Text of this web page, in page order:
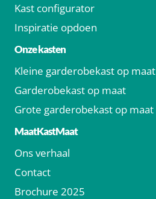
Kast configurator
Inspiratie opdoen
Onze kasten
Kleine garderobekast op maat
Garderobekast op maat
Grote garderobekast op maat
MaatKastMaat
Ons verhaal
Contact
Brochure 2025